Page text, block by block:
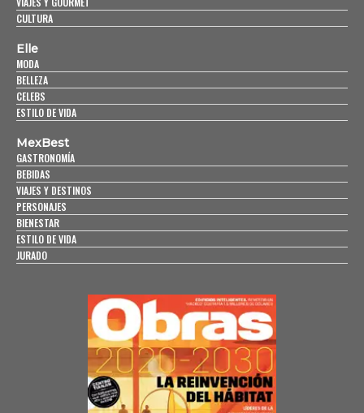
CULTURA
Elle
MODA
BELLEZA
CELEBS
ESTILO DE VIDA
MexBest
GASTRONOMÍA
BEBIDAS
VIAJES Y DESTINOS
PERSONAJES
BIENESTAR
ESTILO DE VIDA
JURADO